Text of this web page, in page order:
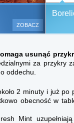
testy alergiczne
alergenów oraz zabiegi
nakłuwania i nacinania,
ważne w przypadku
jest natychmiastowy.
ZOBACZ
usunąć
za przykry
oddechu.
2 minuty i już
obecność w
Mint